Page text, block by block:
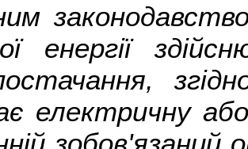
енергії
електричну